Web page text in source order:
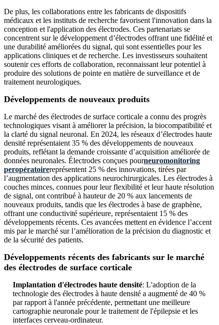
De plus, les collaborations entre les fabricants de dispositifs
médicaux et les instituts de recherche favorisent l'innovation dans la
conception et l'application des électrodes. Ces partenariats se
concentrent sur le développement d’électrodes offrant une fidélité et
une durabilité améliorées du signal, qui sont essentielles pour les
applications cliniques et de recherche. Les investisseurs souhaitent
soutenir ces efforts de collaboration, reconnaissant leur potentiel à
produire des solutions de pointe en matière de surveillance et de
traitement neurologiques.
Développements de nouveaux produits
Le marché des électrodes de surface corticale a connu des progrès
technologiques visant à améliorer la précision, la biocompatibilité et
la clarté du signal neuronal. En 2024, les réseaux d’électrodes haute
densité représentaient 35 % des développements de nouveaux
produits, reflétant la demande croissante d’acquisition améliorée de
données neuronales. Électrodes conçues pourneuromonitoring
peropératoirereprésentent 25 % des innovations, tirées par
l’augmentation des applications neurochirurgicales. Les électrodes à
couches minces, connues pour leur flexibilité et leur haute résolution
de signal, ont contribué à hauteur de 20 % aux lancements de
nouveaux produits, tandis que les électrodes à base de graphène,
offrant une conductivité supérieure, représentaient 15 % des
développements récents. Ces avancées mettent en évidence l’accent
mis par le marché sur l’amélioration de la précision du diagnostic et
de la sécurité des patients.
Développements récents des fabricants sur le marché
des électrodes de surface corticale
Implantation d'électrodes haute densité: L'adoption de la
technologie des électrodes à haute densité a augmenté de 40 %
par rapport à l'année précédente, permettant une meilleure
cartographie neuronale pour le traitement de l'épilepsie et les
interfaces cerveau-ordinateur.